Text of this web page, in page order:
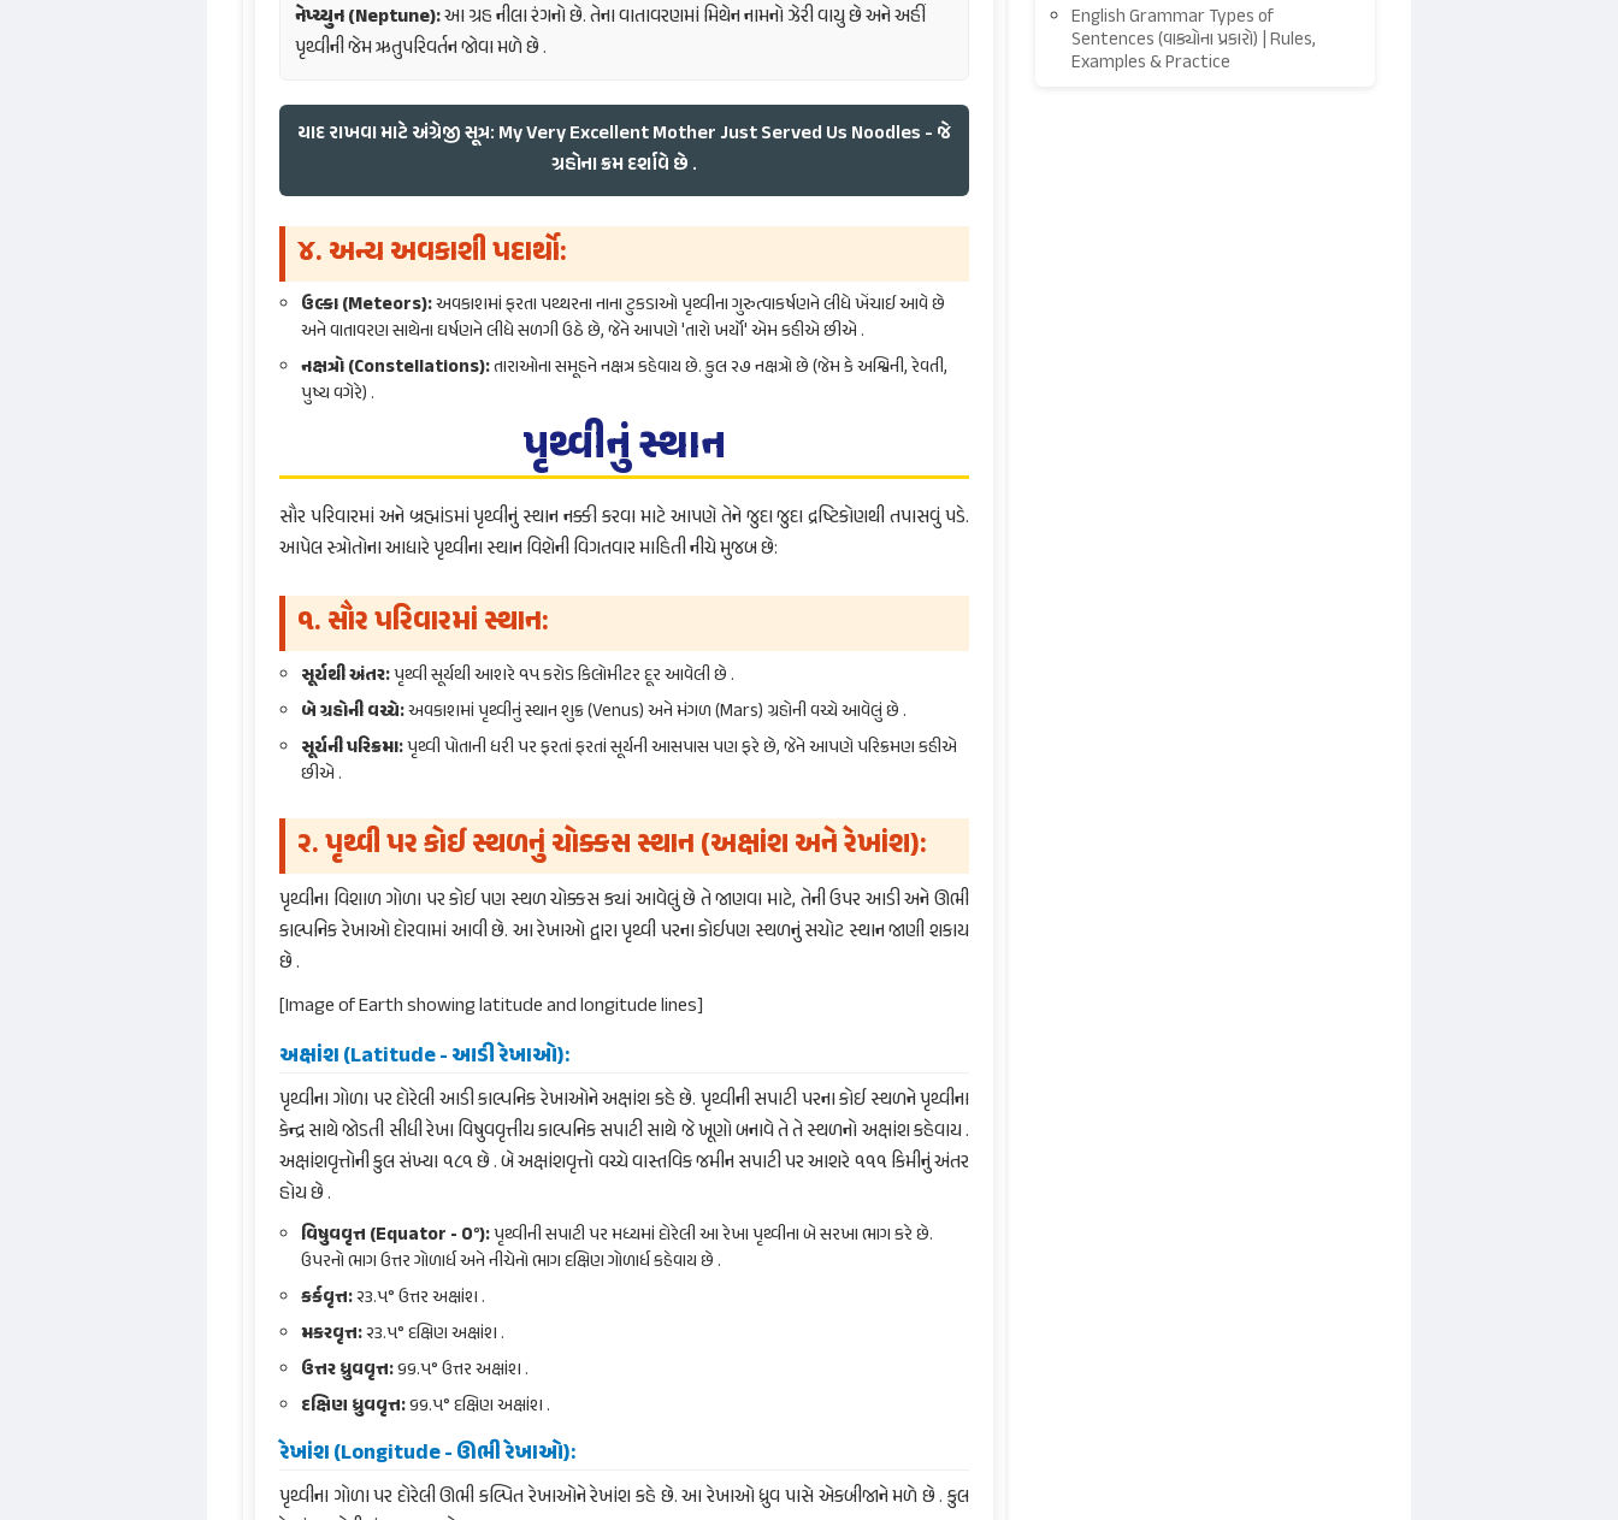
નેપ્ચ્યુન (Neptune):આ ગ્રહ નીલા રંગનો છે. તેના વાતાવરણમાં મિથેન નામનો ઝેરી વાયુ છે અને અહીં
પૃથ્વીની જેમ ઋતુપરિવર્તન જોવા મળે છે .
યાદ રાખવા માટે અંગ્રેજી સૂત્ર: My Very Excellent Mother Just Served Us Noodles - જે
ગ્રહોના ક્રમ દર્શાવે છે .
૪. અન્ય અવકાશી પદાર્થો:
ઉલ્કા (Meteors):અવકાશમાં ફરતા પથ્થરના નાના ટુકડાઓ પૃથ્વીના ગુરુત્વાકર્ષણને લીધે ખેંચાઈ આવે છે
અને વાતાવરણ સાથેના ઘર્ષણને લીધે સળગી ઉઠે છે, જેને આપણે 'તારો ખર્યો' એમ કહીએ છીએ .
નક્ષત્રો (Constellations):તારાઓના સમૂહને નક્ષત્ર કહેવાય છે. કુલ ૨૭ નક્ષત્રો છે (જેમ કે અશ્વિની, રેવતી,
પુષ્ય વગેરે) .
પૃથ્વીનું સ્થાન
સૌર પરિવારમાં અને બ્રહ્માંડમાં પૃથ્વીનું સ્થાન નક્કી કરવા માટે આપણે તેને જુદા જુદા દ્રષ્ટિકોણથી તપાસવું પડે.
આપેલ સ્ત્રોતોના આધારે પૃથ્વીના સ્થાન વિશેની વિગતવાર માહિતી નીચે મુજબ છે:
૧. સૌર પરિવારમાં સ્થાન:
સૂર્યથી અંતર:પૃથ્વી સૂર્યથી આશરે ૧૫ કરોડ કિલોમીટર દૂર આવેલી છે .
બે ગ્રહોની વચ્ચે:અવકાશમાં પૃથ્વીનું સ્થાન શુક્ર (Venus) અને મંગળ (Mars) ગ્રહોની વચ્ચે આવેલું છે .
સૂર્યની પરિક્રમા:પૃથ્વી પોતાની ધરી પર ફરતાં ફરતાં સૂર્યની આસપાસ પણ ફરે છે, જેને આપણે પરિક્રમણ કહીએ
છીએ .
૨. પૃથ્વી પર કોઈ સ્થળનું ચોક્કસ સ્થાન (અક્ષાંશ અને રેખાંશ):
પૃથ્વીના વિશાળ ગોળા પર કોઈ પણ સ્થળ ચોક્કસ ક્યાં આવેલું છે તે જાણવા માટે, તેની ઉપર આડી અને ઊભી
કાલ્પનિક રેખાઓ દોરવામાં આવી છે. આ રેખાઓ દ્વારા પૃથ્વી પરના કોઈપણ સ્થળનું સચોટ સ્થાન જાણી શકાય
છે .
[Image of Earth showing latitude and longitude lines]
અક્ષાંશ (Latitude - આડી રેખાઓ):
પૃથ્વીના ગોળા પર દોરેલી આડી કાલ્પનિક રેખાઓને અક્ષાંશ કહે છે. પૃથ્વીની સપાટી પરના કોઈ સ્થળને પૃથ્વીના
કેન્દ્ર સાથે જોડતી સીધી રેખા વિષુવવૃત્તીય કાલ્પનિક સપાટી સાથે જે ખૂણો બનાવે તે તે સ્થળનો અક્ષાંશ કહેવાય .
અક્ષાંશવૃત્તોની કુલ સંખ્યા ૧૮૧ છે . બે અક્ષાંશવૃત્તો વચ્ચે વાસ્તવિક જમીન સપાટી પર આશરે ૧૧૧ કિમીનું અંતર
હોય છે .
વિષુવવૃત્ત (Equator - 0°):પૃથ્વીની સપાટી પર મધ્યમાં દોરેલી આ રેખા પૃથ્વીના બે સરખા ભાગ કરે છે.
ઉપરનો ભાગ ઉત્તર ગોળાર્ધ અને નીચેનો ભાગ દક્ષિણ ગોળાર્ધ કહેવાય છે .
કર્કવૃત્ત:૨૩.૫° ઉત્તર અક્ષાંશ .
મકરવૃત્ત:૨૩.૫° દક્ષિણ અક્ષાંશ .
ઉત્તર ધ્રુવવૃત્ત:૬૬.૫° ઉત્તર અક્ષાંશ .
દક્ષિણ ધ્રુવવૃત્ત:૬૬.૫° દક્ષિણ અક્ષાંશ .
રેખાંશ (Longitude - ઊભી રેખાઓ):
પૃથ્વીના ગોળા પર દોરેલી ઊભી કલ્પિત રેખાઓને રેખાંશ કહે છે. આ રેખાઓ ધ્રુવ પાસે એકબીજાને મળે છે . કુલ
English Grammar Types of
Sentences (વાક્યોના પ્રકારો) | Rules,
Examples & Practice